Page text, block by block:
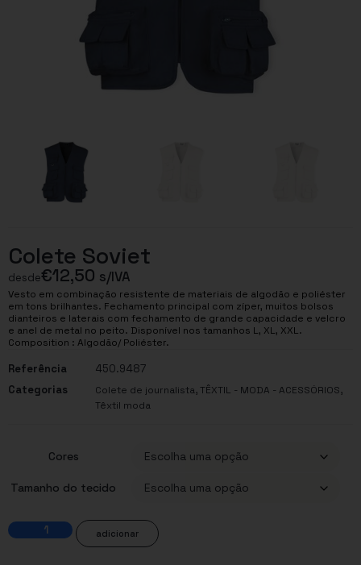
Colete Soviet
desde€12,50 s/IVA
Vesto em combinação resistente de materiais de algodão e poliéster
em tons brilhantes. Fechamento principal com zíper, muitos bolsos
dianteiros e laterais com fechamento de grande capacidade e velcro
e anel de metal no peito. Disponível nos tamanhos L, XL, XXL.
Composition : Algodão/ Poliéster.
Referência
450.9487
Categorias
Colete de journalista,TÊXTIL - MODA - ACESSÓRIOS,
Têxtil moda
Cores
Tamanho do tecido
adicionar